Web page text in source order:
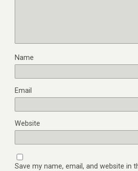
Name
Email
Website
Save my name, email, and website in